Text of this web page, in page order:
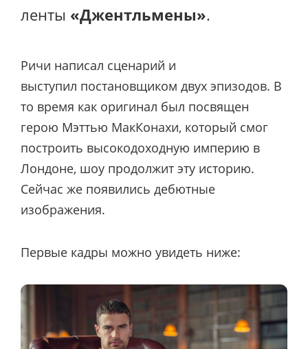
ленты «Джентльмены».
Ричи написал сценарий и
выступил постановщиком двух эпизодов. В
то время как оригинал был посвящен
герою Мэттью МакКонахи, который смог
построить высокодоходную империю в
Лондоне, шоу продолжит эту историю.
Сейчас же появились дебютные
изображения.
Первые кадры можно увидеть ниже: